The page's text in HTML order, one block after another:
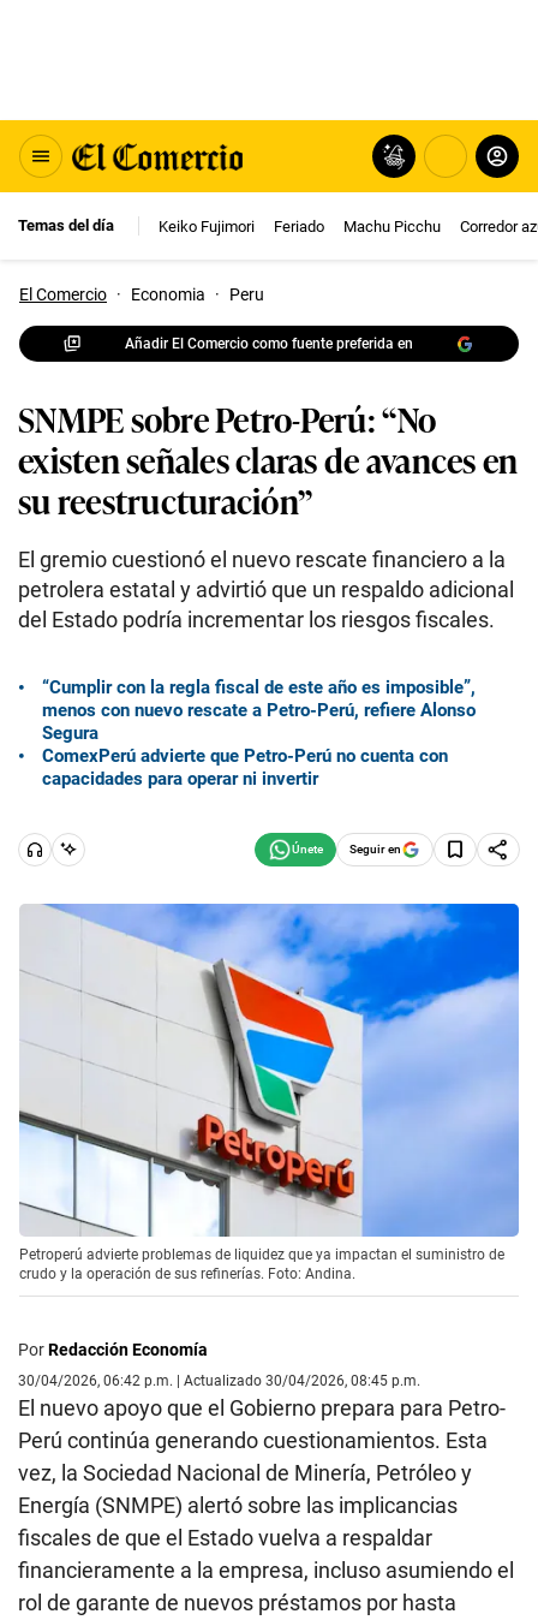
Temas del día Keiko Fujimori Feriado Machu Picchu Corredor
El Comercio · Economia · Peru
Añadir El Comercio como fuente preferida en
SNMPE sobre Petro-Perú: “No
existen señales claras de avances en
su reestructuración”
El gremio cuestionó el nuevo rescate financiero a la
petrolera estatal y advirtió que un respaldo adicional
del Estado podría incrementar los riesgos fiscales.
“Cumplir con la regla fiscal de este año es imposible”,
menos con nuevo rescate a Petro-Perú, refiere Alonso
Segura
ComexPerú advierte que Petro-Perú no cuenta con
capacidades para operar ni invertir
Seguir en
Petroperú advierte problemas de liquidez que ya impactan el suministro de
crudo y la operación de sus refinerías. Foto: Andina.
PorRedacción Economía
30/04/2026, 06:42 p.m. | Actualizado 30/04/2026, 08:45 p.m.
El nuevo apoyo que el Gobierno prepara para Petro-
Perú continúa generando cuestionamientos. Esta
vez, la Sociedad Nacional de Minería, Petróleo y
Energía (SNMPE) alertó sobre las implicancias
fiscales de que el Estado vuelva a respaldar
financieramente a la empresa, incluso asumiendo el
rol de garante de nuevos préstamos por hasta